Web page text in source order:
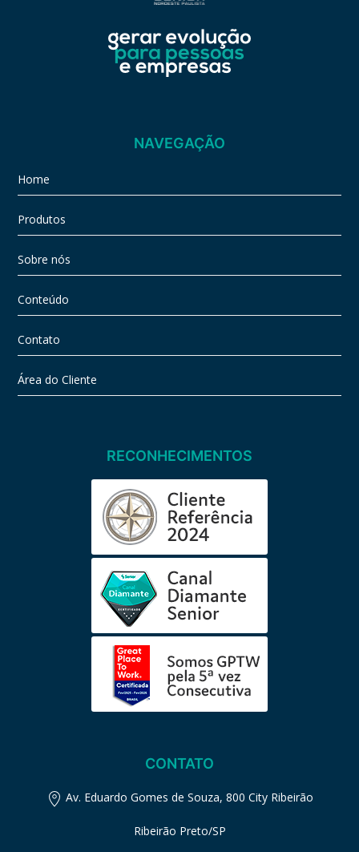
NAVEGAÇÃO
Home
Produtos
Sobre nós
Conteúdo
Contato
Área do Cliente
RECONHECIMENTOS
CONTATO
Av. Eduardo Gomes de Souza, 800 City Ribeirão
Ribeirão Preto/SP